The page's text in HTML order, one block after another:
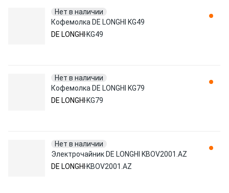
Нет в наличии
Кофемолка DE LONGHI KG49
DE LONGHI KG49
Нет в наличии
Кофемолка DE LONGHI KG79
DE LONGHI KG79
Нет в наличии
Электрочайник DE LONGHI KBOV2001.AZ
DE LONGHI KBOV2001.AZ